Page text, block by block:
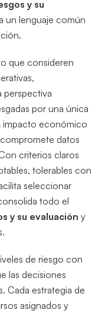
y su
un lenguaje común
que consideren
perspectiva
por una única
impacto económico
datos
criterios claros
tolerables con
seleccionar
todo el
y su evaluación y
de riesgo con
las decisiones
Cada estrategia de
asignados y